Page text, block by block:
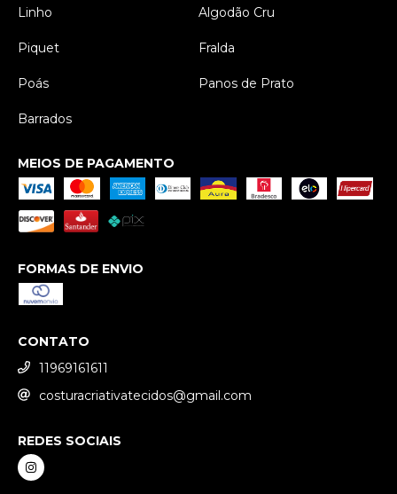
Linho Algodão Cru
Piquet Fralda
Poás Panos de Prato
Barrados
MEIOS DE PAGAMENTO
FORMAS DE ENVIO
CONTATO
11969161611
costuracriativatecidos@gmail.com
REDES SOCIAIS